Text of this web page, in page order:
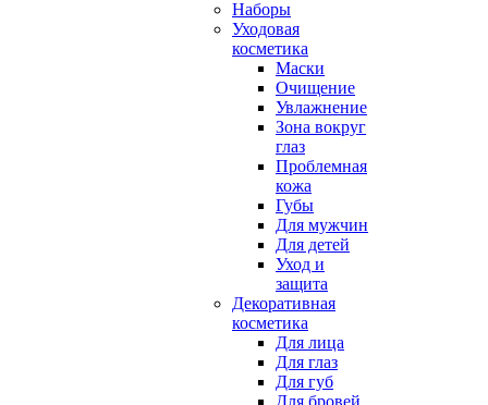
Наборы
Уходовая
косметика
Маски
Очищение
Увлажнение
Зона вокруг
глаз
Проблемная
кожа
Губы
Для мужчин
Для детей
Уход и
защита
Декоративная
косметика
Для лица
Для глаз
Для губ
Для бровей